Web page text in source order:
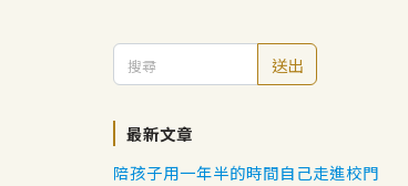
送出
最新文章
陪孩子用一年半的時間自己走進校門